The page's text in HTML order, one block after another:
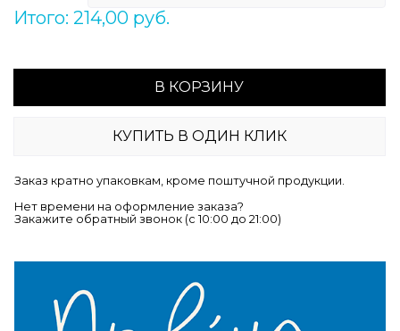
Итого: 214,00 руб.
В КОРЗИНУ
КУПИТЬ В ОДИН КЛИК
Заказ кратно упаковкам, кроме поштучной продукции.
Нет времени на оформление заказа?
Закажите обратный звонок (c 10:00 до 21:00)